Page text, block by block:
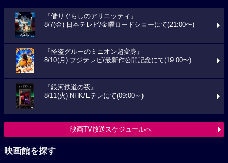
『借りぐらしのアリエッティ』
8/7(金) 日本テレビ/金曜ロードショーにて(21:00〜)
『怪盗グルーのミニオン超変身』
8/10(月) フジテレビ/最新作公開記念にて(19:00〜)
『銀河鉄道の夜』
8/11(火) NHK/Eテレにて(09:00～)
映画TV放送スケジュールへ
映画館を探す